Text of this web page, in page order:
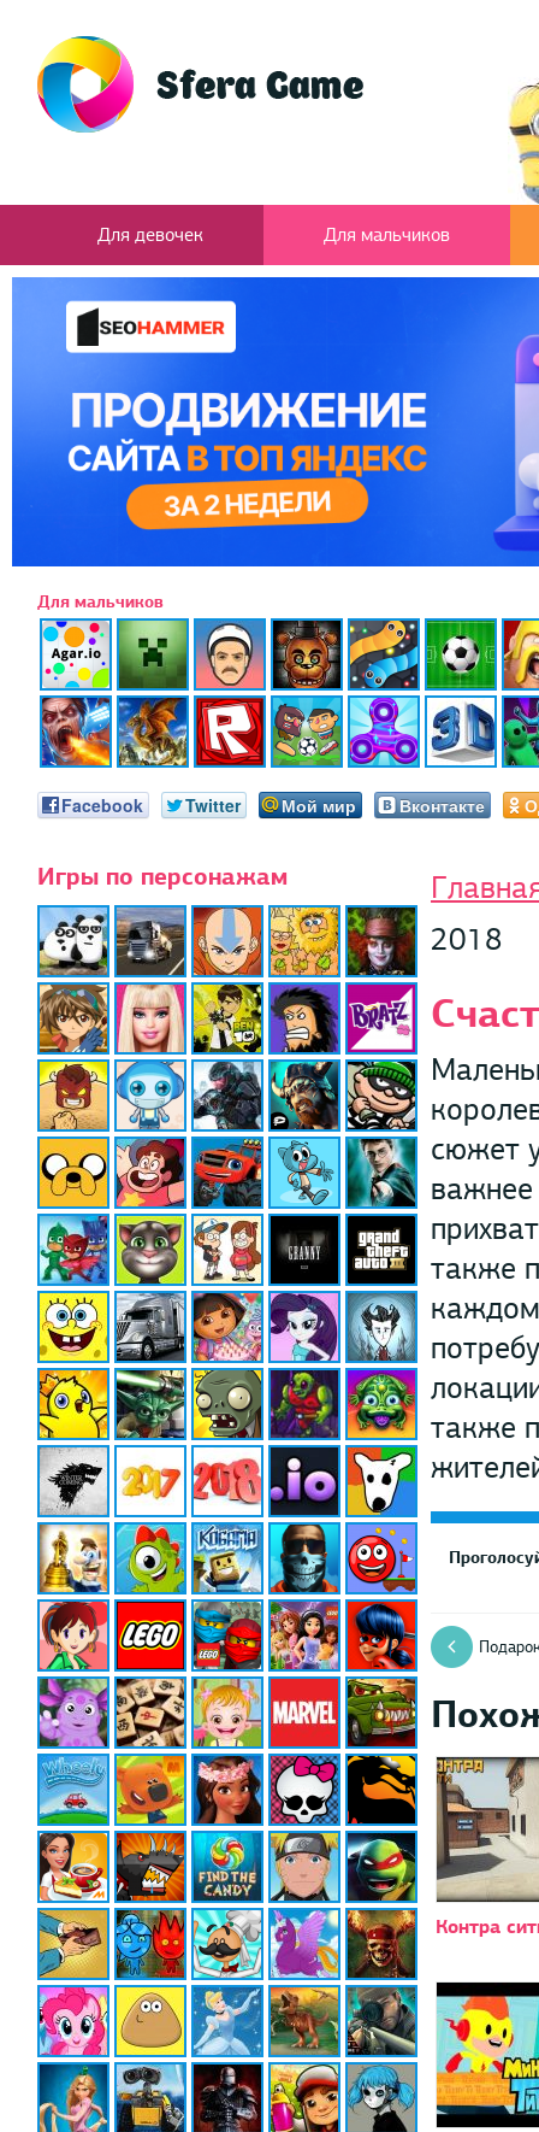
Для девочек Для мальчиков
Для мальчиков
Facebook Twitter Мой мир Вконтакте
Игры по персонажам
2018
сюжет
важнее
также
также
Контра